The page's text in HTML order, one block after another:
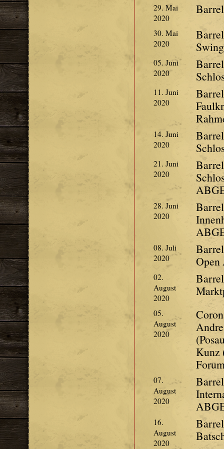
29. Mai
2020
30. Mai
2020
05. Juni
2020
11. Juni
2020
14. Juni
2020
21. Juni
2020
28. Juni
2020
08. Juli
2020
Open
02.
August
2020
05.
August
2020
Kunz
07.
August
2020
16.
August
2020